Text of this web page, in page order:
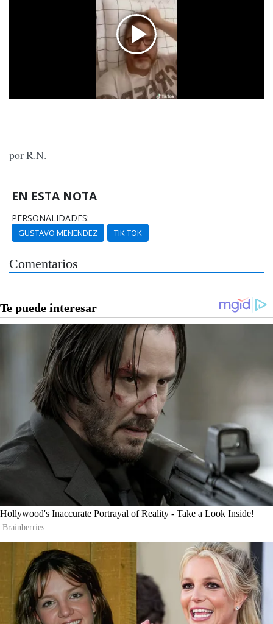
por R.N.
EN ESTA NOTA
PERSONALIDADES:
GUSTAVO MENENDEZ TIK TOK
Comentarios